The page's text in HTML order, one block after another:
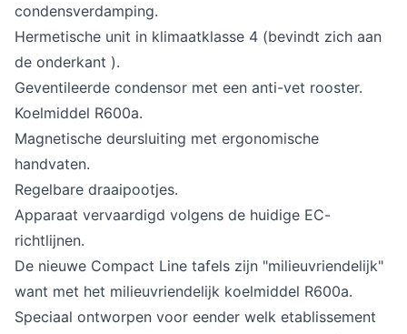
condensverdamping.
Hermetische unit in klimaatklasse 4 (bevindt zich aan
de onderkant ).
Geventileerde condensor met een anti-vet rooster.
Koelmiddel R600a.
Magnetische deursluiting met ergonomische
handvaten.
Regelbare draaipootjes.
Apparaat vervaardigd volgens de huidige EC-
richtlijnen.
De nieuwe Compact Line tafels zijn "milieuvriendelijk"
want met het milieuvriendelijk koelmiddel R600a.
Speciaal ontworpen voor eender welk etablissement